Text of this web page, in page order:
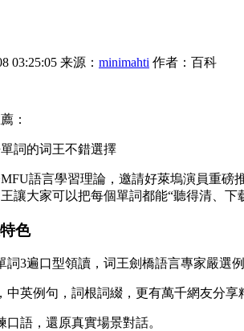
03:25:05 来源： minimahti 作者：百科
：
詞的词王不錯選擇
語言學習理論，邀請好萊塢演員重磅
讓大家可以把每個單詞都能“聽得清、
色
詞3遍口型領讀，词王劍橋語言專家嚴選
中英例句，詞根詞綴，更有萬千網友分享
語，還原真實場景對話。